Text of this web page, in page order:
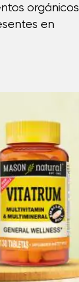
orgánicos
en